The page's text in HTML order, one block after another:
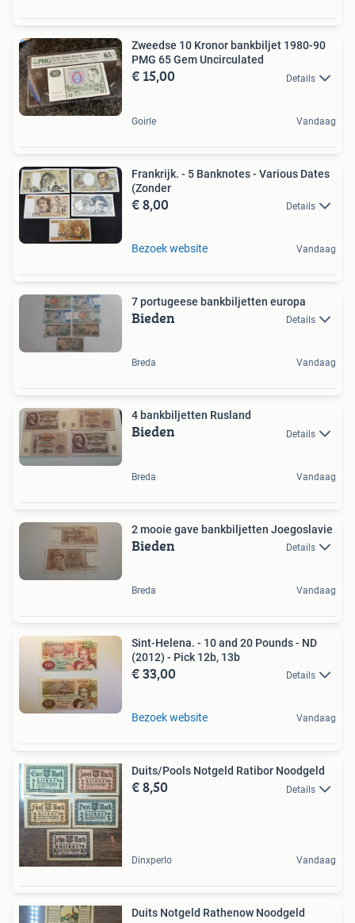
Zweedse 10 Kronor bankbiljet 1980-90
PMG 65 Gem Uncirculated
€ 15,00 Details
Goirle Vandaag
Frankrijk. - 5 Banknotes - Various Dates
(Zonder
€ 8,00 Details
Bezoek website Vandaag
7 portugeese bankbiljetten europa
Bieden Details
Breda Vandaag
4 bankbiljetten Rusland
Bieden Details
Breda Vandaag
2 mooie gave bankbiljetten Joegoslavie
Bieden Details
Breda Vandaag
Sint-Helena. - 10 and 20 Pounds - ND
(2012) - Pick 12b, 13b
€ 33,00 Details
Bezoek website Vandaag
Duits/Pools Notgeld Ratibor Noodgeld
€ 8,50 Details
Dinxperlo Vandaag
Duits Notgeld Rathenow Noodgeld